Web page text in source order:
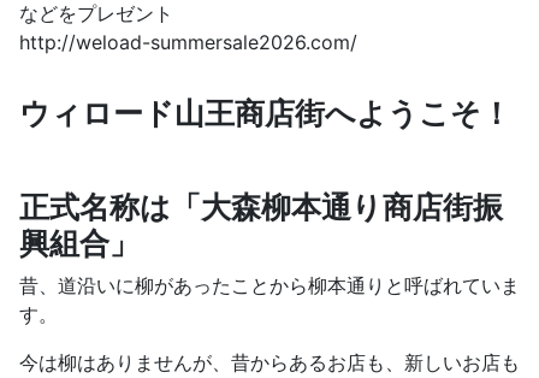
などをプレゼント
http://weload-summersale2026.com/
ウィロード山王商店街へようこそ！
正式名称は「大森柳本通り商店街振
興組合」
昔、道沿いに柳があったことから柳本通りと呼ばれていま
す。
今は柳はありませんが、昔からあるお店も、新しいお店も